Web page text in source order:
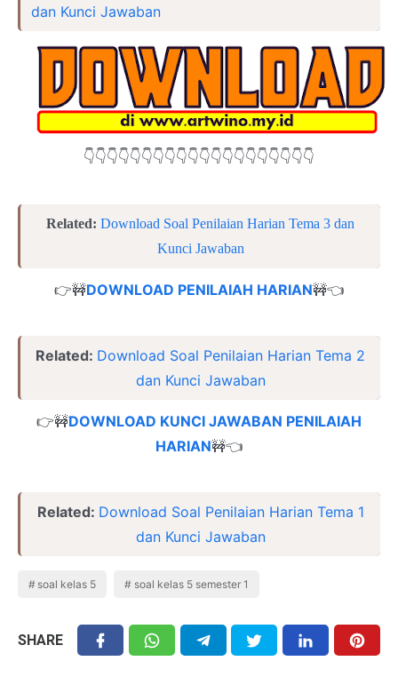
dan Kunci Jawaban
👇👇👇👇👇👇👇👇👇👇👇👇👇👇👇👇👇👇👇👇
Related: Download Soal Penilaian Harian Tema 3 dan
Kunci Jawaban
👉🚧DOWNLOAD PENILAIAH HARIAN🚧👈
Related: Download Soal Penilaian Harian Tema 2
dan Kunci Jawaban
👉🚧DOWNLOAD KUNCI JAWABAN PENILAIAH
HARIAN🚧👈
Related: Download Soal Penilaian Harian Tema 1
dan Kunci Jawaban
soal kelas 5 soal kelas 5 semester 1
SHARE